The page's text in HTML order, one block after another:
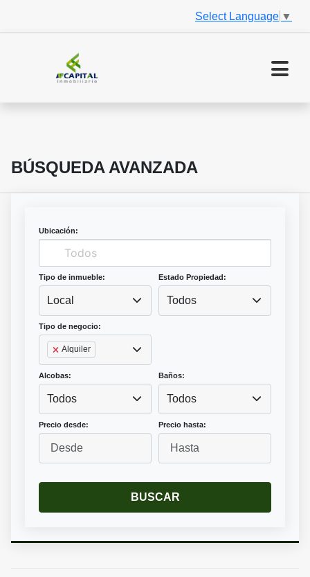
Select Language ▼
BÚSQUEDA AVANZADA
Ubicación:
Tipo de inmueble:
Local
Estado Propiedad:
Todos
Tipo de negocio:
Alquiler
Alcobas:
Todos
Baños:
Todos
Precio desde: Precio hasta:
BUSCAR